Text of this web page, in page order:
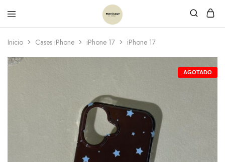
Inicio Cases iPhone iPhone 17 iPhone 17
AGOTADO